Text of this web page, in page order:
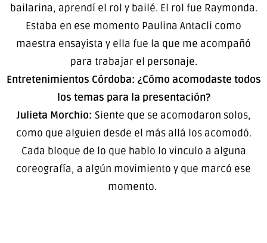
bailarina, aprendí el rol y bailé. El rol fue Raymonda.
Estaba en ese momento Paulina Antacli como
maestra ensayista y ella fue la que me acompañó
para trabajar el personaje.
Entretenimientos Córdoba: ¿Cómo acomodaste todos
los temas para la presentación?
Julieta Morchio: Siente que se acomodaron solos,
como que alguien desde el más allá los acomodó.
Cada bloque de lo que hablo lo vinculo a alguna
coreografía, a algún movimiento y que marcó ese
momento.